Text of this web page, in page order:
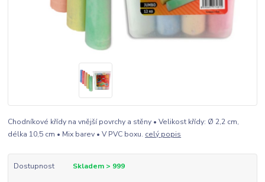
Chodníkové křídy na vnější povrchy a stěny • Velikost křídy: Ø 2,2 cm,
délka 10,5 cm • Mix barev • V PVC boxu. celý popis
Dostupnost Skladem > 999